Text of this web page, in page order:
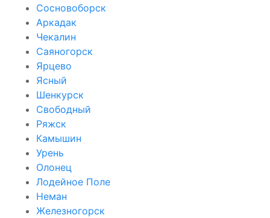
Сосновоборск
Аркадак
Чекалин
Саяногорск
Ярцево
Ясный
Шенкурск
Свободный
Ряжск
Камышин
Урень
Олонец
Лодейное Поле
Неман
Железногорск